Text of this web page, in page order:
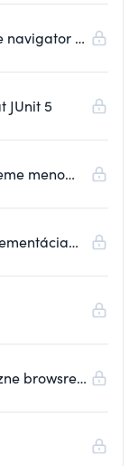
navigator už
JUnit 5
meno
browsre